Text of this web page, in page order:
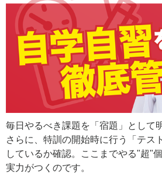
毎日やるべき課題を「宿題」として
さらに、特訓の開始時に行う「テス
しているか確認。ここまでやる"超"
実力がつくのです。